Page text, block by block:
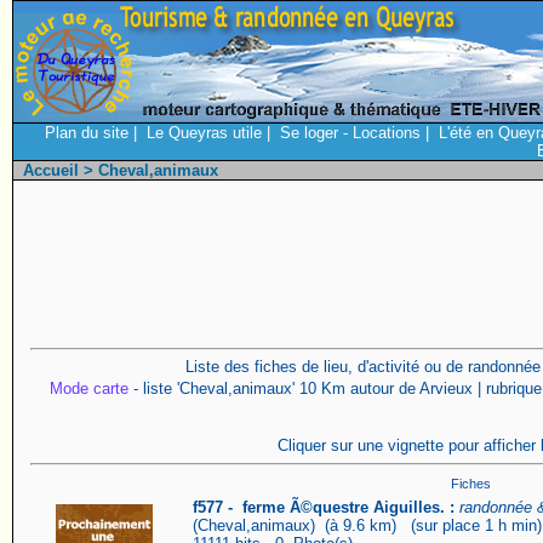
Plan du site Le Queyras utile Se loger - Locations
L'été en
Accueil > Cheval,animaux
Liste des fiches de lieu, d'activité ou de
Mode carte- liste 'Cheval,animaux' 10 Km autour de Arvieux | rubrique
Cliquer sur une vignette pour
Fiches
f577 - ferme Ã©questre Aiguilles. : randonnée
(Cheval,animaux) (à 9.6 km) (sur place 1 h